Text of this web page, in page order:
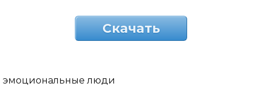
Скачать
эмоциональные люди